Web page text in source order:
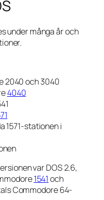
under många år och
2040 och 3040
4040
1571-stationen i
var DOS 2.6,
1541och
Commodore 64-